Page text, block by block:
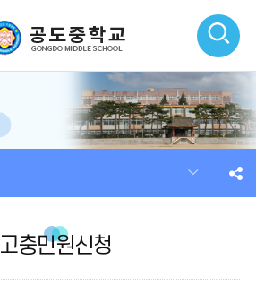
검
색
열
기
고충민원신청